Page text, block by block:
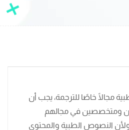
مجالًا خاصًا للترجمة، يجب أن
ومتخصصين في مجالهم
النصوص الطبية والمحتوى